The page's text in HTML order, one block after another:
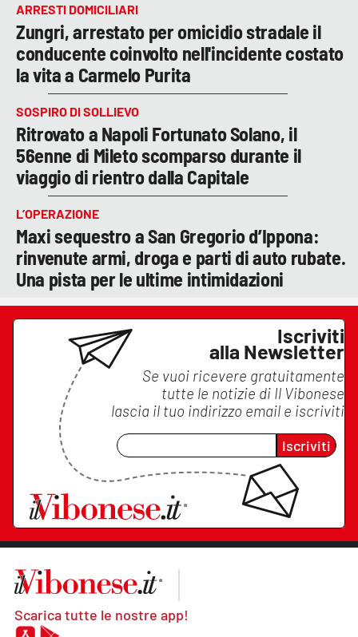
ARRESTI DOMICILIARI
Zungri, arrestato per omicidio stradale il
conducente coinvolto nell'incidente costato
la vita a Carmelo Purita
SOSPIRO DI SOLLIEVO
Ritrovato a Napoli Fortunato Solano, il
56enne di Mileto scomparso durante il
viaggio di rientro dalla Capitale
L’OPERAZIONE
Maxi sequestro a San Gregorio d’Ippona:
rinvenute armi, droga e parti di auto rubate.
Una pista per le ultime intimidazioni
Iscriviti
alla Newsletter
Se vuoi ricevere gratuitamente
tutte le notizie di Il Vibonese
lascia il tuo indirizzo email e iscriviti
Iscriviti
Scarica tutte le nostre app!